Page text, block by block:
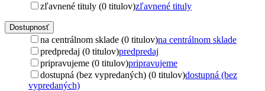
zľavnené tituly (0 titulov)zľavnené tituly
Dostupnosť
na centrálnom sklade (0 titulov)na centrálnom sklade
predpredaj (0 titulov)predpredaj
pripravujeme (0 titulov)pripravujeme
dostupná (bez vypredaných) (0 titulov)dostupná (bez
vypredaných)